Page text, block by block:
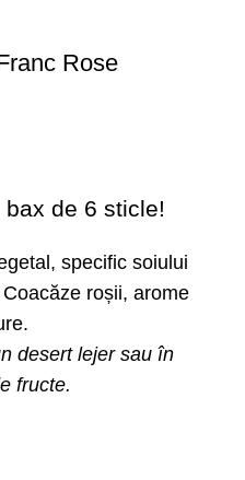
Rose
de 6 sticle!
specific soiului
Coacăze roșii, arome
desert lejer sau în
fructe.